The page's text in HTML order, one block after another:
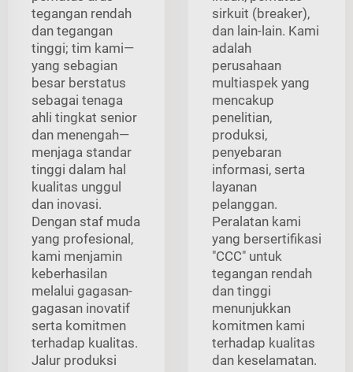
tegangan rendah
dan tegangan
tinggi; tim kami—
yang sebagian
besar berstatus
sebagai tenaga
ahli tingkat senior
dan menengah—
menjaga standar
tinggi dalam hal
kualitas unggul
dan inovasi.
Dengan staf muda
yang profesional,
kami menjamin
keberhasilan
melalui gagasan-
gagasan inovatif
serta komitmen
terhadap kualitas.
Jalur produksi
sirkuit (breaker),
dan lain-lain. Kami
adalah
perusahaan
multiaspek yang
mencakup
penelitian,
produksi,
penyebaran
informasi, serta
layanan
pelanggan.
Peralatan kami
yang bersertifikasi
"CCC" untuk
tegangan rendah
dan tinggi
menunjukkan
komitmen kami
terhadap kualitas
dan keselamatan.